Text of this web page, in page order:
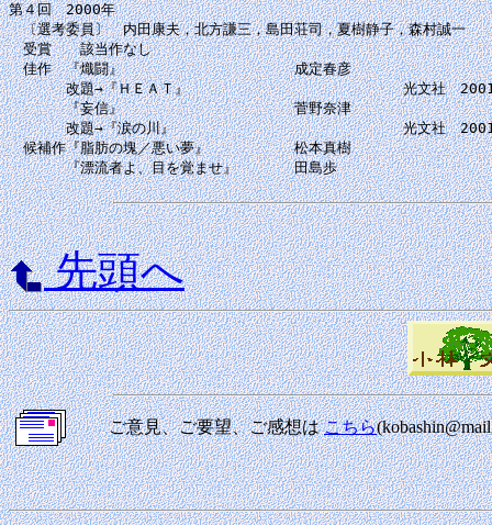
第４回　2000年
〔選考委員〕　内田康夫，北方謙三，島田荘司，夏樹静子，森村誠一
受賞　　該当作なし
佳作　『熾闘』　　　　　　　　　　　　成定春彦
改題→『ＨＥＡＴ』　　　　　　　　　　　　　　　光文社　
『妄信』　　　　　　　　　　　　菅野奈津
改題→『涙の川』　　　　　　　　　　　　　　　　光文社　
候補作『脂肪の塊／悪い夢』　　　　　　松本真樹
『漂流者よ、目を覚ませ』　　　　田島歩
先頭へ
ご意見、ご要望、ご感想はこちら